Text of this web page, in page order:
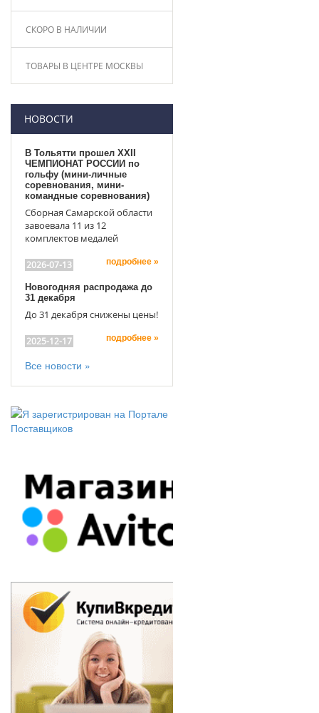
СКОРО В НАЛИЧИИ
ТОВАРЫ В ЦЕНТРЕ МОСКВЫ
НОВОСТИ
В Тольятти прошел XXII
ЧЕМПИОНАТ РОССИИ по
гольфу (мини-личные
соревнования, мини-
командные соревнования)
Сборная Самарской области
завоевала 11 из 12
комплектов медалей
2026-07-13 подробнее »
Новогодняя распродажа до
31 декабря
До 31 декабря снижены цены!
2025-12-17 подробнее »
Все новости »